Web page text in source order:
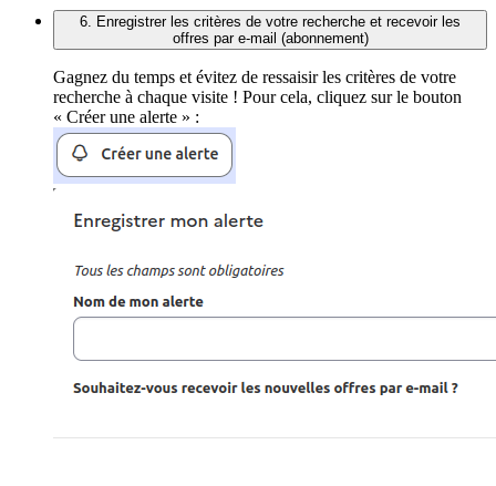
6. Enregistrer les critères de votre recherche et recevoir les
offres par e-mail (abonnement)
Gagnez du temps et évitez de ressaisir les critères de votre
recherche à chaque visite ! Pour cela, cliquez sur le bouton
« Créer une alerte » :